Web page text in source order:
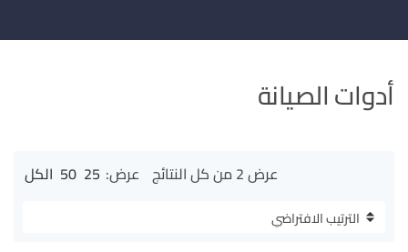
أدوات الصيانة
عرض ⁦2⁩ من كل النتائج عرض: 25
50 الكل